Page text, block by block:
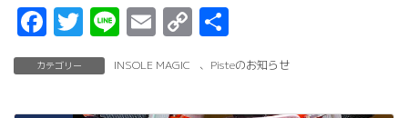
F
a
c
e
T
w
it
t
Li
e
E
ai
l
C
p
y
有
カテゴリー INSOLE MAGIC 、 Pisteのお知らせ